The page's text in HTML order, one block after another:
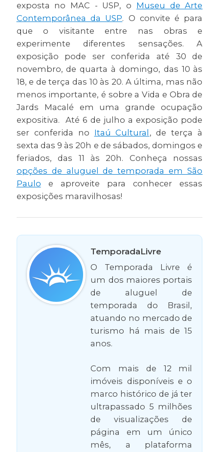
exposta no MAC - USP, o Museu de Arte
Contemporânea da USP. O convite é para
que o visitante entre nas obras e
experimente diferentes sensações. A
exposição pode ser conferida até 30 de
novembro, de quarta à domingo, das 10 às
18, e de terça das 10 às 20. A última, mas não
menos importante, é sobre a Vida e Obra de
Jards Macalé em uma grande ocupação
expositiva. Até 6 de julho a exposição pode
ser conferida no Itaú Cultural , de terça à
sexta das 9 às 20h e de sábados, domingos e
feriados, das 11 às 20h. Conheça nossas
opções de aluguel de temporada em São
Paulo e aproveite para conhecer essas
exposições maravilhosas!
TemporadaLivre
O Temporada Livre é
um dos maiores portais
de aluguel de
temporada do Brasil,
atuando no mercado de
turismo há mais de 15
anos.
Com mais de 12 mil
imóveis disponíveis e o
marco histórico de já ter
ultrapassado 5 milhões
de visualizações de
página em um único
mês, a plataforma